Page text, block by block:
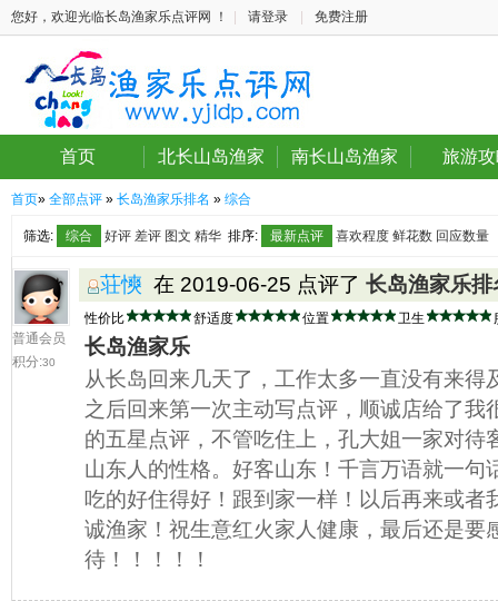
您好，欢迎光临长岛渔家乐点评网 ！ 请登录 免费注册
首页 北长山岛渔家 南长山岛渔家 旅游
首页» 全部点评 » 长岛渔家乐排名 » 综合
筛选: 综合 好评 差评 图文 精华 排序: 最新点评 喜欢程度 鲜花数 回应数量
普通会员
积分:30
荘慡 在 2019-06-25 点评了 长岛渔家乐排
性价比 舒适度 位置 卫生
长岛渔家乐
从长岛回来几天了，工作太多一直没有来得
之后回来第一次主动写点评，顺诚店给了我
的五星点评，不管吃住上，孔大姐一家对待
山东人的性格。好客山东！千言万语就一句
吃的好住得好！跟到家一样！以后再来或者
诚渔家！祝生意红火家人健康，最后还是要
待！！！！！